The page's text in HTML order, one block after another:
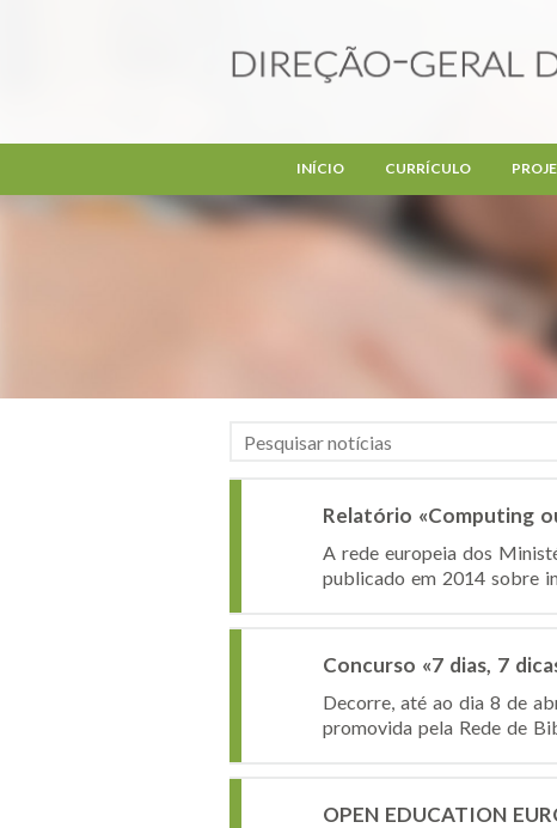
INÍCIO CURRÍCULO
Relatório «Computing
A rede europeia dos
publicado em 2014 sobre
Concurso «7 dias, 7
Decorre, até ao dia 8 de
promovida pela Rede de
OPEN EDUCATION